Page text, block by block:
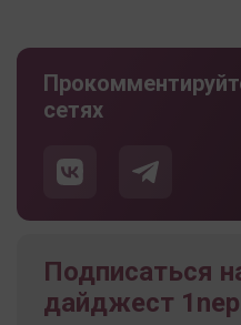
сетях
Подписаться
дайджест